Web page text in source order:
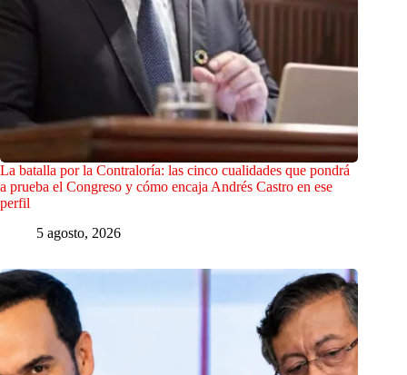
La batalla por la Contraloría: las cinco cualidades que pondrá
a prueba el Congreso y cómo encaja Andrés Castro en ese
perfil
5 agosto, 2026